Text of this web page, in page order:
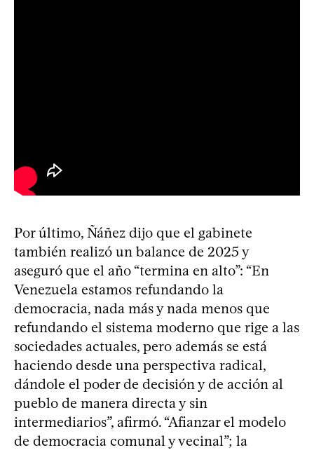
Por último, Ñáñez dijo que el gabinete
también realizó un balance de 2025 y
aseguró que el año “termina en alto”: “En
Venezuela estamos refundando la
democracia, nada más y nada menos que
refundando el sistema moderno que rige a las
sociedades actuales, pero además se está
haciendo desde una perspectiva radical,
dándole el poder de decisión y de acción al
pueblo de manera directa y sin
intermediarios”, afirmó. “Afianzar el modelo
de democracia comunal y vecinal”; la